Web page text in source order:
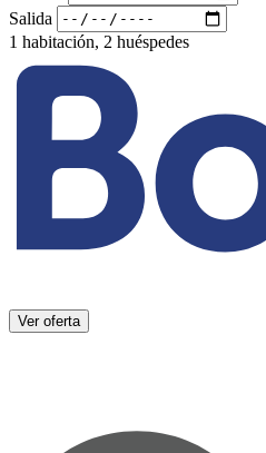
Salida
1 habitación, 2 huéspedes
Ver oferta